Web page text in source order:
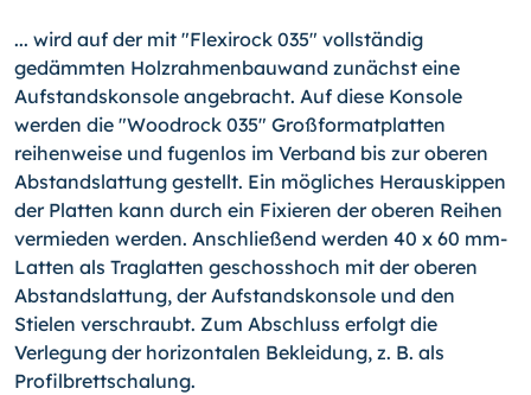
... wird auf der mit "Flexirock 035" vollständig
gedämmten Holzrahmenbauwand zunächst eine
Aufstandskonsole angebracht. Auf diese Konsole
werden die "Woodrock 035" Großformatplatten
reihenweise und fugenlos im Verband bis zur oberen
Abstandslattung gestellt. Ein mögliches Herauskippen
der Platten kann durch ein Fixieren der oberen Reihen
vermieden werden. Anschließend werden 40 x 60 mm-
Latten als Traglatten geschosshoch mit der oberen
Abstandslattung, der Aufstandskonsole und den
Stielen verschraubt. Zum Abschluss erfolgt die
Verlegung der horizontalen Bekleidung, z. B. als
Profilbrettschalung.